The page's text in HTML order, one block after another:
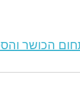
הכושר